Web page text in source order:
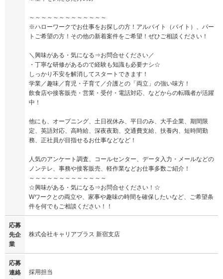
～～～～～～～～～～～～～
※ハローワークでお仕事をお探しの方！アルバイト（バイト）、パー
トご希望の方！その他の新着案件をご希望！ぜひご相談ください！
＼興味がある・気になる⇒お問合せください／
・丁寧な研修があるので経験も知識も必要ナシ☆
しっかり不安を解消してスタートできます！
学業／趣味／育児・子育て／介護との「両立」の強い味方！
飲食店や接客販売・営業・受付・電話対応、などからの転職者が活躍
中！
他にも、オープニング、土日祝休み、平日のみ、大手企業、期間限
定、英語対応、高時給、深夜夜勤、交通費支給、扶養内、短時間勤
務、正社員が目指せるお仕事などなど！
人気のアンケート調査、コールセンター、データ入力・メールなどの
ノンテレ、事務や接客販売、軽作業などお仕事多数ご紹介！
～～～～～～～～～～～～～
☆興味がある・気になる⇒お問合せください！☆
Wワークとの両立や、家事や趣味の時間を確保したいなど、ご希望条
件を何でもご相談ください！！
応募
先企
業
株式会社キャリアプラス 新宿支店
応募
連絡
採用担当